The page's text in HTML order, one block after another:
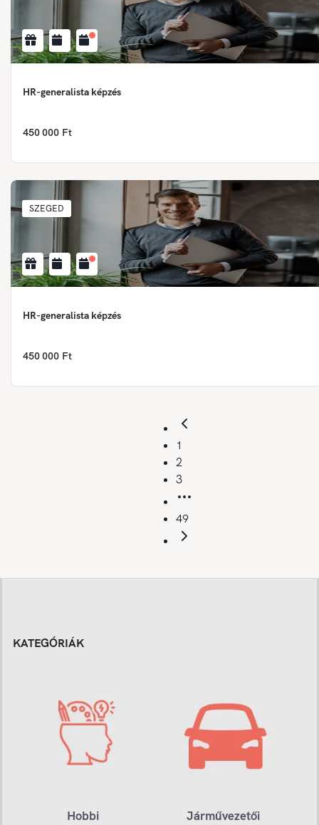
HR-generalista képzés
450 000 Ft
SZEGED
HR-generalista képzés
450 000 Ft
1
2
3
49
KATEGÓRIÁK
Hobbi Járművezetői